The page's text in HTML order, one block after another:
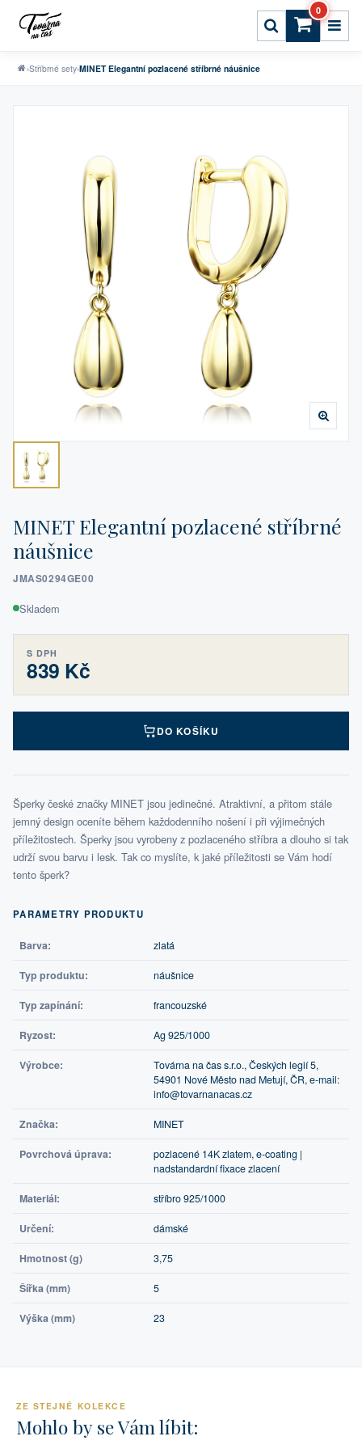
0
›Stříbrné sety›MINET Elegantní pozlacené stříbrné náušnice
MINET Elegantní pozlacené stříbrné
náušnice
JMAS0294GE00
Skladem
S DPH
839 Kč
DO KOŠÍKU
Šperky české značky MINET jsou jedinečné. Atraktivní, a přitom stále
jemný design oceníte během každodenního nošení i při výjimečných
příležitostech. Šperky jsou vyrobeny z pozlaceného stříbra a dlouho si tak
udrží svou barvu i lesk. Tak co myslíte, k jaké příležitosti se Vám hodí
tento šperk?
PARAMETRY PRODUKTU
Barva: zlatá
Typ produktu: náušnice
Typ zapínání: francouzské
Ryzost: Ag 925/1000
Výrobce:
Továrna na čas s.r.o., Českých legií 5,
54901 Nové Město nad Metují, ČR, e-mail:
info@tovarnanacas.cz
Značka: MINET
Povrchová úprava:
pozlacené 14K zlatem, e-coating |
nadstandardní fixace zlacení
Materiál: stříbro 925/1000
Určení: dámské
Hmotnost (g) 3,75
Šířka (mm) 5
Výška (mm) 23
ZE STEJNÉ KOLEKCE
Mohlo by se Vám líbit: